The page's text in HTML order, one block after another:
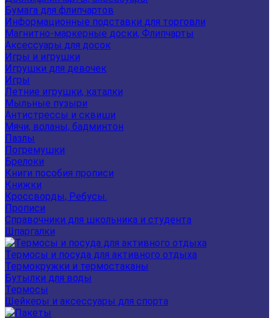
Бумага для флипчартов
Информационные подставки для торговли
Магнитно-маркерные доски, Флипчарты
Аксессуары для досок
Игры и игрушки
Игрушки для девочек
Игры
Летние игрушки, каталки
Мыльные пузыри
Антистрессы и сквиши
Мячи, воланы, бадминтон
Пазлы
Погремушки
Брелоки
Книги пособия прописи
Книжки
Кроссворды, Ребусы.
Прописи
Справочники для школьника и студента
Шпаргалки
Термосы и посуда для активного отдыха
Термокружки и термостаканы
Бутылки для воды
Термосы
Шейкеры и аксессуары для спорта